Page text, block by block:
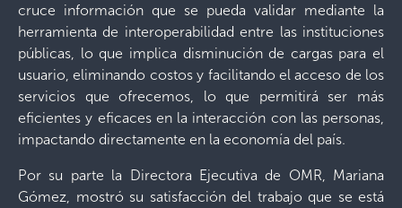
cruce información que se pueda validar mediante la
herramienta de interoperabilidad entre las instituciones
públicas, lo que implica disminución de cargas para el
usuario, eliminando costos y facilitando el acceso de los
servicios que ofrecemos, lo que permitirá ser más
eficientes y eficaces en la interacción con las personas,
impactando directamente en la economía del país.
Por su parte la Directora Ejecutiva de OMR, Mariana
Gómez, mostró su satisfacción del trabajo que se está